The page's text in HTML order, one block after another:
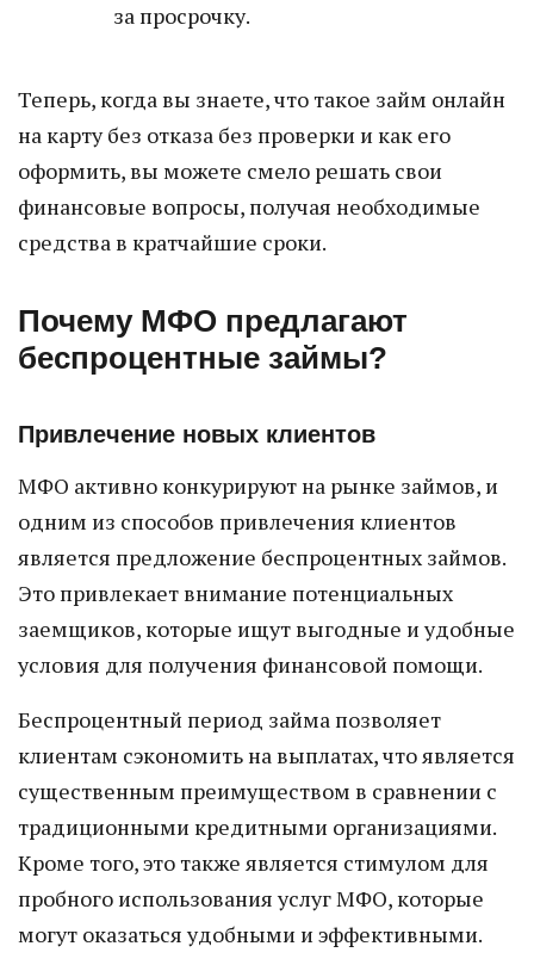
за просрочку.
Теперь, когда вы знаете, что такое займ онлайн
на карту без отказа без проверки и как его
оформить, вы можете смело решать свои
финансовые вопросы, получая необходимые
средства в кратчайшие сроки.
Почему МФО предлагают
беспроцентные займы?
Привлечение новых клиентов
МФО активно конкурируют на рынке займов, и
одним из способов привлечения клиентов
является предложение беспроцентных займов.
Это привлекает внимание потенциальных
заемщиков, которые ищут выгодные и удобные
условия для получения финансовой помощи.
Беспроцентный период займа позволяет
клиентам сэкономить на выплатах, что является
существенным преимуществом в сравнении с
традиционными кредитными организациями.
Кроме того, это также является стимулом для
пробного использования услуг МФО, которые
могут оказаться удобными и эффективными.